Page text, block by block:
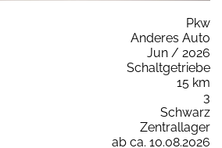
Pkw
Anderes Auto
Jun / 2026
Schaltgetriebe
15 km
3
Schwarz
Zentrallager
ab ca. 10.08.2026